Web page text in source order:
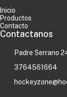
Inicio
Productos
Contacto
Contactanos
Padre Serrano
3764561664